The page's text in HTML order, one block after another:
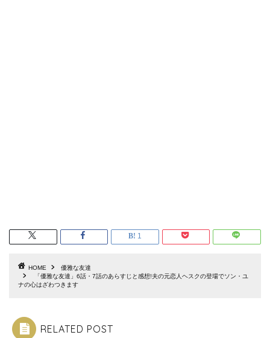
1
HOME
優雅な友達
「優雅な友達」6話・7話のあらすじと感想!夫の元恋人ヘスクの登場でソン・ユ
ナの心はざわつきます
RELATED POST